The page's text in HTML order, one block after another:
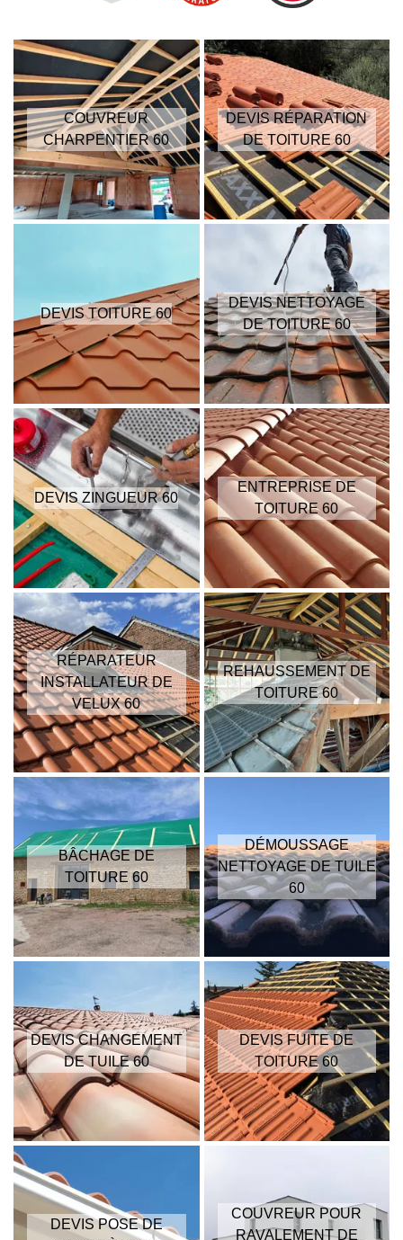
COUVREUR
CHARPENTIER 60
DEVIS RÉPARATION
DE TOITURE 60
DEVIS TOITURE 60
DEVIS NETTOYAGE
DE TOITURE 60
DEVIS ZINGUEUR 60
ENTREPRISE DE
TOITURE 60
RÉPARATEUR
INSTALLATEUR DE
VELUX 60
REHAUSSEMENT DE
TOITURE 60
BÂCHAGE DE
TOITURE 60
DÉMOUSSAGE
NETTOYAGE DE TUILE
60
DEVIS CHANGEMENT
DE TUILE 60
DEVIS FUITE DE
TOITURE 60
DEVIS POSE DE
COUVREUR POUR
RAVALEMENT DE